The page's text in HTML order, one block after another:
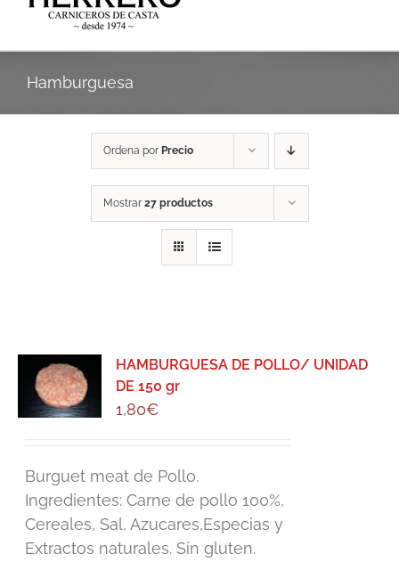
Hamburguesa
Ordena por Precio
Mostrar 27 productos
HAMBURGUESA DE POLLO/ UNIDAD
DE 150 gr
1,80€
Burguet meat de Pollo.
Ingredientes: Carne de pollo 100%,
Cereales, Sal, Azucares,Especias y
Extractos naturales. Sin gluten.